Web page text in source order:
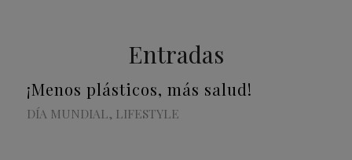
Entradas
¡Menos plásticos, más salud!
DÍA MUNDIAL, LIFESTYLE